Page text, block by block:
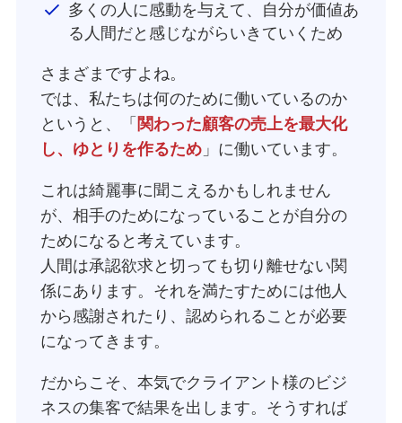
多くの人に感動を与えて、自分が価値あ
る人間だと感じながらいきていくため
さまざまですよね。
では、私たちは何のために働いているのか
というと、「 関わった顧客の売上を最大化
し、ゆとりを作るため」に働いています。
これは綺麗事に聞こえるかもしれません
が、相手のためになっていることが自分の
ためになると考えています。
人間は承認欲求と切っても切り離せない関
係にあります。それを満たすためには他人
から感謝されたり、認められることが必要
になってきます。
だからこそ、本気でクライアント様のビジ
ネスの集客で結果を出します。そうすれば